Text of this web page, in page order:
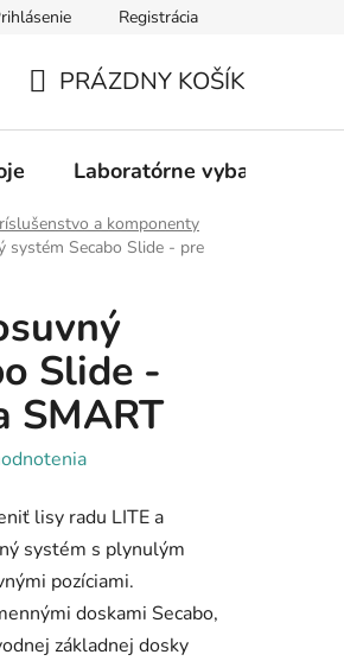
Registrácia
KOŠÍK
PRÁZDNY KOŠÍK
Laboratórne vybavenie
a komponenty
systém Secabo Slide - pre
Slide -
SMART
lisy radu LITE a
systém s plynulým
pozíciami.
doskami Secabo,
základnej dosky